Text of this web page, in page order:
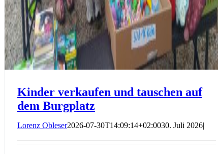
Kinder verkaufen und tauschen auf
dem Burgplatz
Lorenz Obleser2026-07-30T14:09:14+02:0030. Juli 2026|